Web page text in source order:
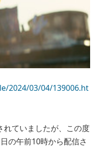
2024/03/04/139006.ht
れていましたが、この度
の午前10時から配信さ